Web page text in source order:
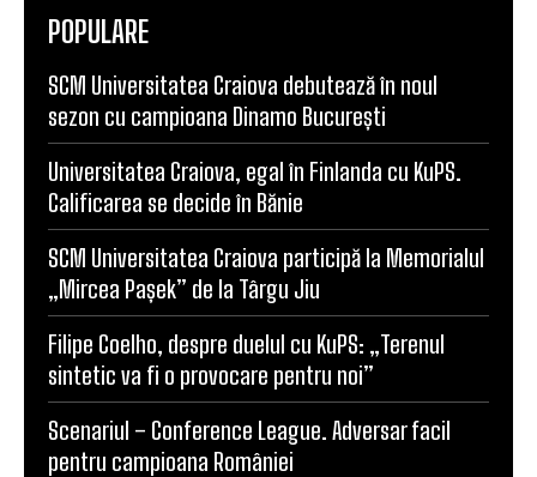
POPULARE
SCM Universitatea Craiova debutează în noul
sezon cu campioana Dinamo București
Universitatea Craiova, egal în Finlanda cu KuPS.
Calificarea se decide în Bănie
SCM Universitatea Craiova participă la Memorialul
„Mircea Pașek” de la Târgu Jiu
Filipe Coelho, despre duelul cu KuPS: „Terenul
sintetic va fi o provocare pentru noi”
Scenariul – Conference League. Adversar facil
pentru campioana României